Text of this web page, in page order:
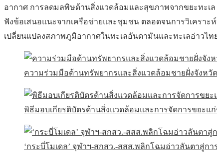
อากาศ การลดมลพิษด้านสิ่งแวดล้อมและสุขภาพจากขยะทะเ
ฟังข้อเสนอแนะจากเครือข่ายและชุมชน ตลอดจนการวิเครา
เปลี่ยนแปลงสภาพภูมิอากาศในทะเลอันดามันและทะเลอ่าวไท
ความร่วมมือด้านทรัพยากรและสิ่งแวดล้อมชายฝั่งจังหวั
พิธีมอบเกียรติบัตรด้านสิ่งแวดล้อมและการจัดการขยะแ
‘กระบี่โมเดล’ จุฬาฯ-สกสว.-สสส.พลิกโฉมอ่าวลันตาสู่กา